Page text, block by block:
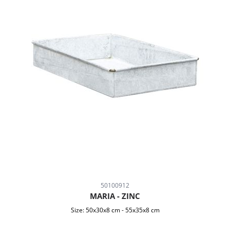
50100912
MARIA - ZINC
Size: 50x30x8 cm -55x35x8 cm